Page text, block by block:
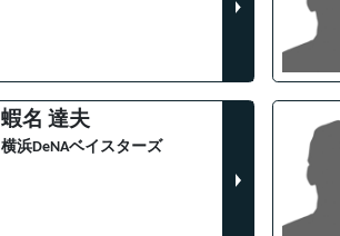
蝦名 達夫
横浜DeNAベイスターズ